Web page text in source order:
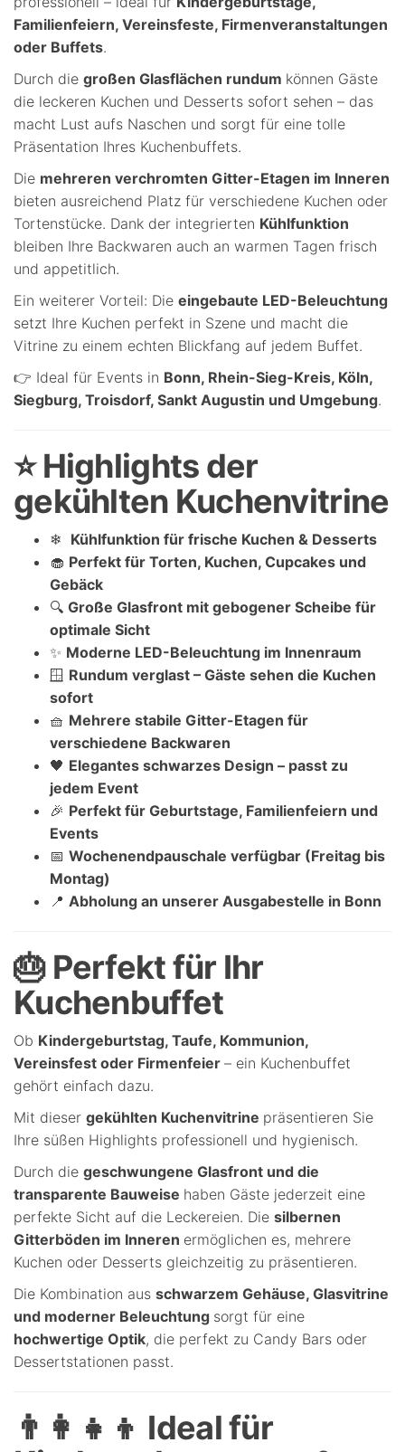
Familienfeiern, Vereinsfeste, Firmenveranstaltungen
oder Buffets.
Durch die großen Glasflächen rundum können Gäste
die leckeren Kuchen und Desserts sofort sehen – das
macht Lust aufs Naschen und sorgt für eine tolle
Präsentation Ihres Kuchenbuffets.
Die mehreren verchromten Gitter-Etagen im Inneren
bieten ausreichend Platz für verschiedene Kuchen oder
Tortenstücke. Dank der integrierten Kühlfunktion
bleiben Ihre Backwaren auch an warmen Tagen frisch
und appetitlich.
Ein weiterer Vorteil: Die eingebaute LED-Beleuchtung
setzt Ihre Kuchen perfekt in Szene und macht die
Vitrine zu einem echten Blickfang auf jedem Buffet.
👉 Ideal für Events in Bonn, Rhein-Sieg-Kreis, Köln,
Siegburg, Troisdorf, Sankt Augustin und Umgebung.
⭐ Highlights der
gekühlten Kuchenvitrine
❄ Kühlfunktion für frische Kuchen & Desserts
🧁 Perfekt für Torten, Kuchen, Cupcakes und
Gebäck
🔍 Große Glasfront mit gebogener Scheibe für
optimale Sicht
✨ Moderne LED-Beleuchtung im Innenraum
🪟 Rundum verglast – Gäste sehen die Kuchen
sofort
🧺 Mehrere stabile Gitter-Etagen für
verschiedene Backwaren
🖤 Elegantes schwarzes Design – passt zu
jedem Event
🎉 Perfekt für Geburtstage, Familienfeiern und
Events
📅 Wochenendpauschale verfügbar (Freitag bis
Montag)
📍 Abholung an unserer Ausgabestelle in Bonn
🎂 Perfekt für Ihr
Kuchenbuffet
Ob Kindergeburtstag, Taufe, Kommunion,
Vereinsfest oder Firmenfeier – ein Kuchenbuffet
gehört einfach dazu.
Mit dieser gekühlten Kuchenvitrine präsentieren Sie
Ihre süßen Highlights professionell und hygienisch.
Durch die geschwungene Glasfront und die
transparente Bauweise haben Gäste jederzeit eine
perfekte Sicht auf die Leckereien. Die silbernen
Gitterböden im Inneren ermöglichen es, mehrere
Kuchen oder Desserts gleichzeitig zu präsentieren.
Die Kombination aus schwarzem Gehäuse, Glasvitrine
und moderner Beleuchtung sorgt für eine
hochwertige Optik, die perfekt zu Candy Bars oder
Dessertstationen passt.
👨👩👧👦 Ideal für